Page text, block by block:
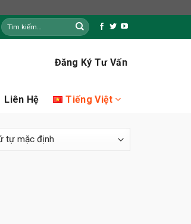
Tìm
kiếm:
Đăng Ký Tư Vấn
Liên Hệ Tiếng Việt